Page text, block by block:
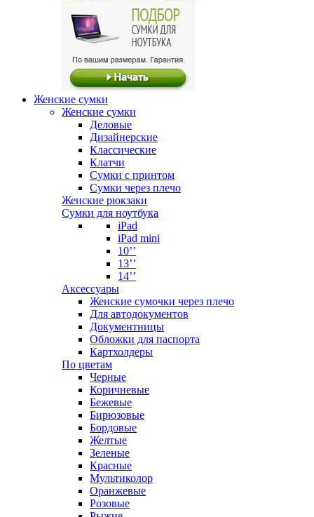
Женские сумки
Женские сумки
Деловые
Дизайнерские
Классические
Клатчи
Сумки с принтом
Сумки через плечо
Женские рюкзаки
Сумки для ноутбука
iPad
iPad mini
10’’
13’’
14’’
Аксессуары
Женские сумочки через плечо
Для автодокументов
Документницы
Обложки для паспорта
Картхолдеры
По цветам
Черные
Коричневые
Бежевые
Бирюзовые
Бордовые
Желтые
Зеленые
Красные
Мультиколор
Оранжевые
Розовые